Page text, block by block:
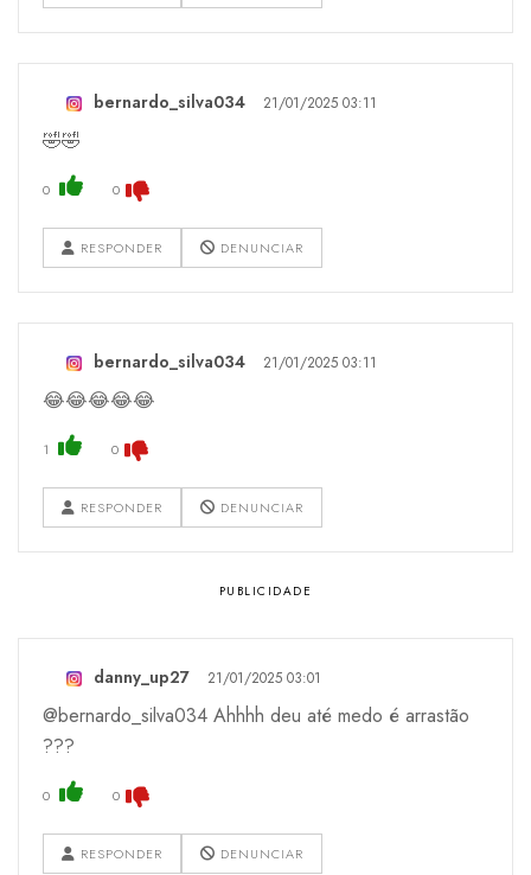
bernardo_silva034 21/01/2025 03:11
🤣🤣
0 0
RESPONDER DENUNCIAR
bernardo_silva034 21/01/2025 03:11
😂😂😂😂😂
1 0
RESPONDER DENUNCIAR
danny_up27 21/01/2025 03:01
@bernardo_silva034 Ahhhh deu até medo é arrastão
???
0 0
RESPONDER DENUNCIAR